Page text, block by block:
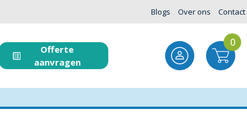
Blogs Over ons Contact
Offerte
aanvragen
0